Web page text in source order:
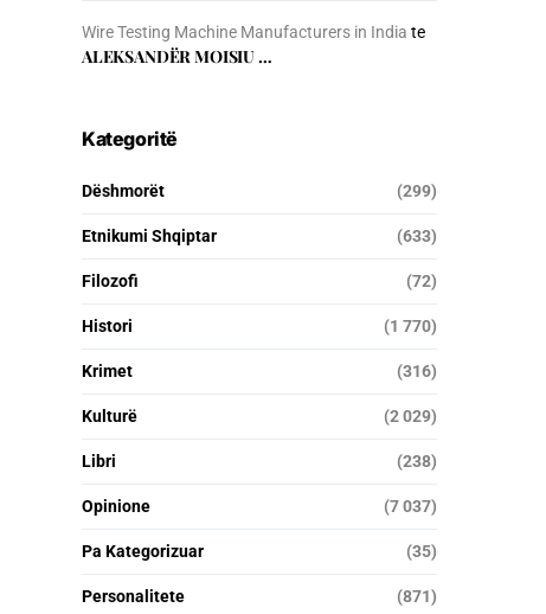
Wire Testing Machine Manufacturers in India te
ALEKSANDËR MOISIU …
Kategoritë
Dëshmorët (299)
Etnikumi Shqiptar (633)
Filozofi (72)
Histori (1 770)
Krimet (316)
Kulturë (2 029)
Libri (238)
Opinione (7 037)
Pa Kategorizuar (35)
Personalitete (871)